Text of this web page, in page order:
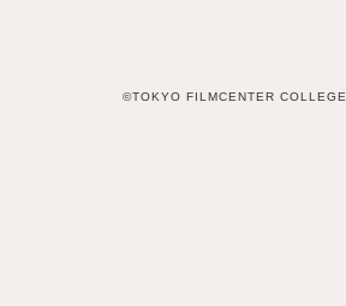
©TOKYO FILMCENTER